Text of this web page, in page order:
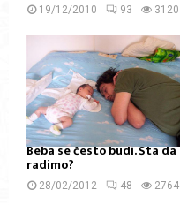
19/12/2010 93 3120
Beba se često budi. Šta da
radimo?
28/02/2012 48 2764